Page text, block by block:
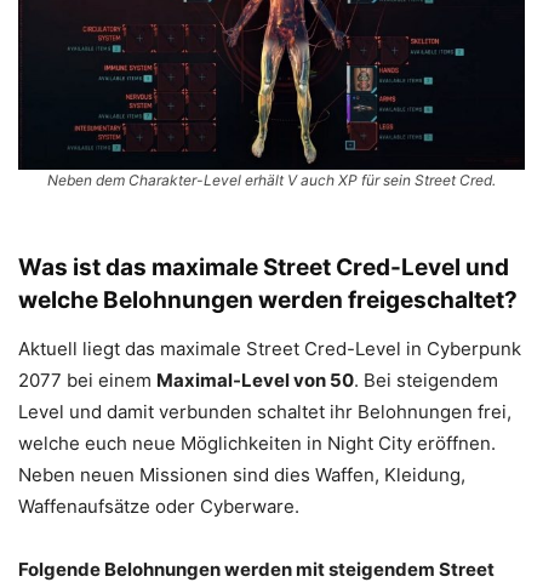
Neben dem Charakter-Level erhält V auch XP für sein Street Cred.
Was ist das maximale Street Cred-Level und
welche Belohnungen werden freigeschaltet?
Aktuell liegt das maximale Street Cred-Level in Cyberpunk
2077 bei einem Maximal-Level von 50. Bei steigendem
Level und damit verbunden schaltet ihr Belohnungen frei,
welche euch neue Möglichkeiten in Night City eröffnen.
Neben neuen Missionen sind dies Waffen, Kleidung,
Waffenaufsätze oder Cyberware.
Folgende Belohnungen werden mit steigendem Street